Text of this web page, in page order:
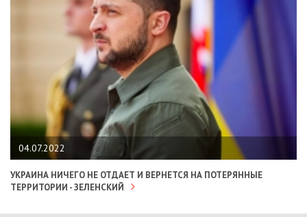
04.07.2022
УКРАИНА НИЧЕГО НЕ ОТДАЕТ И ВЕРНЕТСЯ НА ПОТЕРЯННЫЕ
ТЕРРИТОРИИ - ЗЕЛЕНСКИЙ